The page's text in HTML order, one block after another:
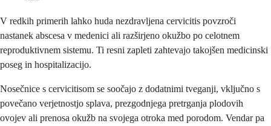
V redkih primerih lahko huda nezdravljena cervicitis povzroči
nastanek abscesa v medenici ali razširjeno okužbo po celotnem
reproduktivnem sistemu. Ti resni zapleti zahtevajo takojšen medicinski
poseg in hospitalizacijo.
Nosečnice s cervicitisom se soočajo z dodatnimi tveganji, vključno s
povečano verjetnostjo splava, prezgodnjega pretrganja plodovih
ovojev ali prenosa okužb na svojega otroka med porodom. Vendar pa